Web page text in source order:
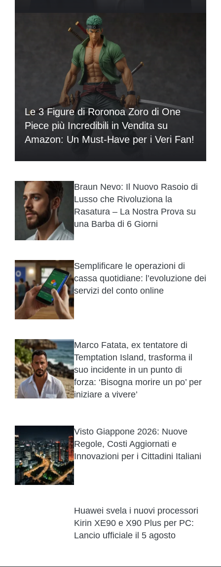
Le 3 Figure di Roronoa Zoro di One
Piece più Incredibili in Vendita su
Amazon: Un Must-Have per i Veri Fan!
Braun Nevo: Il Nuovo Rasoio di
Lusso che Rivoluziona la
Rasatura – La Nostra Prova su
una Barba di 6 Giorni
Semplificare le operazioni di
cassa quotidiane: l’evoluzione dei
servizi del conto online
Marco Fatata, ex tentatore di
Temptation Island, trasforma il
suo incidente in un punto di
forza: ‘Bisogna morire un po’ per
iniziare a vivere’
Visto Giappone 2026: Nuove
Regole, Costi Aggiornati e
Innovazioni per i Cittadini Italiani
Huawei svela i nuovi processori
Kirin XE90 e X90 Plus per PC:
Lancio ufficiale il 5 agosto